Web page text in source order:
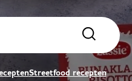
Streetfood recepten